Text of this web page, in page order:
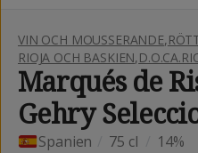
VIN OCH MOUSSERANDE,
RIOJA OCH BASKIEN,
Marqués de
Gehry
Spanien 75 cl 14%